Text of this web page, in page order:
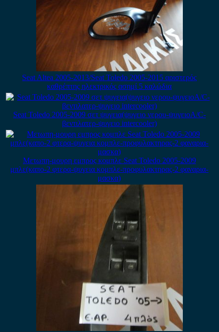
Seat Altea 2005-2013/Seat Toledo 2005-2015 αριστερός
καθρέπτης ηλεκτρικός ασημί 5 καλώδια
Seat Toledo 2005-2009 σετ ψυγεια(ψυγειο νερου-ψυγειοA/C-
βεντιλατερ-ψυγειο intercooler)
Μετωπη-μουρη εμπρος κομπλε Seat Toledo 2005-2009
μπλε(καπο-2 φτερα-ψυγεια κομπλε-προφυλακτηρας-2 φαναρια-
μασκα)